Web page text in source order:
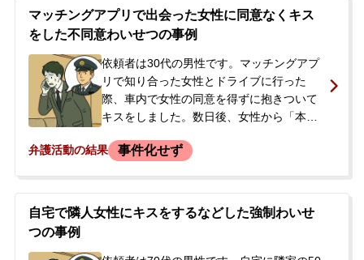
れていました。後日、知人から、Vさんが
警察に被害届を出すと言っており、200万
円であれば示談に応じるとの意向であると
伝えられました。依頼者は解決したいとの
思いから、当事務所へ相談に来られまし
た。
マッチングアプリで出会った女性に同意なくキス
をした不同意わいせつの事例
依頼者は30代の男性です。マッチングアプ
リで知り合った女性とドライブに行った
際、車内で女性の同意を得ずに抱きついて
キスをしました。数日後、女性から「本当
を支払わなければ警察に被害届を出すと告
刑事告訴されるリスクはないのかといった
点に強い不安を抱き、当事務所へ相談に来
弁護活動の結果 事件化せず
自宅で隣人女性にキスをするなどした強制わいせ
つの事例